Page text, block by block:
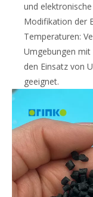
und
Modifikation der
Temperaturen:
Umgebungen
den Einsatz von
geeignet.